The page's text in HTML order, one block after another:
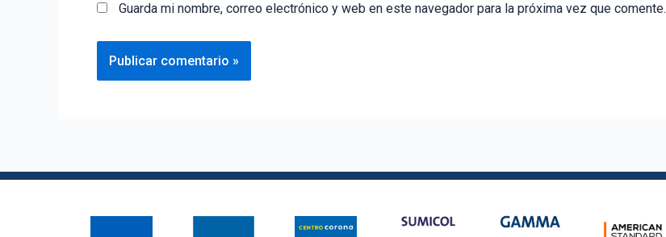
Guarda mi nombre, correo electrónico y web en este navegador para la próxima vez que comente.